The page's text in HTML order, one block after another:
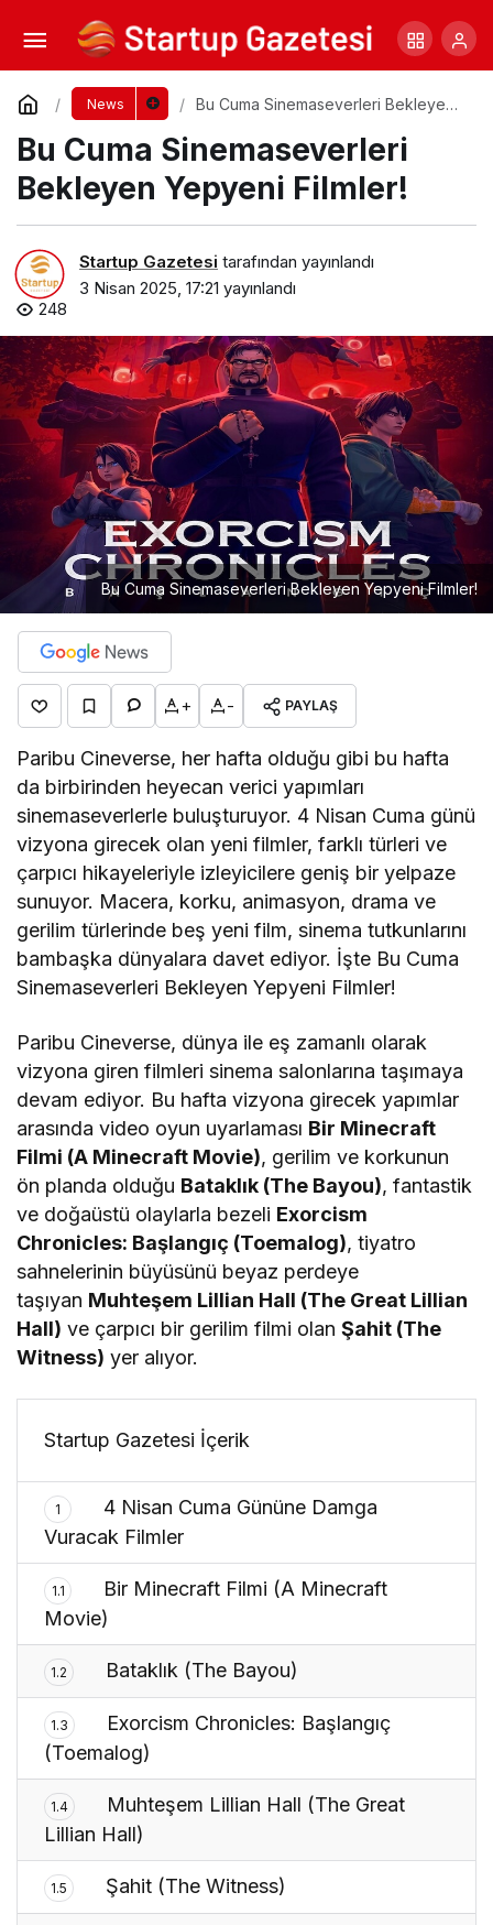
News
Bu Cuma Sinemaseverleri Bekleyen
Bu Cuma Sinemaseverleri
Bekleyen Yepyeni Filmler!
Startup Gazetesi tarafından yayınlandı
3 Nisan 2025, 17:21 yayınlandı
248
Bu Cuma Sinemaseverleri Bekleyen Yepyeni Filmler!
+ - PAYLAŞ
Paribu Cineverse, her hafta olduğu gibi bu hafta
da birbirinden heyecan verici yapımları
sinemaseverlerle buluşturuyor. 4 Nisan Cuma günü
vizyona girecek olan yeni filmler, farklı türleri ve
çarpıcı hikayeleriyle izleyicilere geniş bir yelpaze
sunuyor. Macera, korku, animasyon, drama ve
gerilim türlerinde beş yeni film, sinema tutkunlarını
bambaşka dünyalara davet ediyor. İşte Bu Cuma
Sinemaseverleri Bekleyen Yepyeni Filmler!
Paribu Cineverse, dünya ile eş zamanlı olarak
vizyona giren filmleri sinema salonlarına taşımaya
devam ediyor. Bu hafta vizyona girecek yapımlar
arasında video oyun uyarlaması Bir Minecraft
Filmi (A Minecraft Movie), gerilim ve korkunun
ön planda olduğu Bataklık (The Bayou), fantastik
ve doğaüstü olaylarla bezeli Exorcism
Chronicles: Başlangıç (Toemalog), tiyatro
sahnelerinin büyüsünü beyaz perdeye
taşıyan Muhteşem Lillian Hall (The Great Lillian
Hall) ve çarpıcı bir gerilim filmi olanŞahit (The
Witness) yer alıyor.
Startup Gazetesi İçerik
1
4 Nisan Cuma Gününe Damga
Vuracak Filmler
1.1
Bir Minecraft Filmi (A Minecraft
Movie)
1.2 Bataklık (The Bayou)
1.3
Exorcism Chronicles: Başlangıç
(Toemalog)
1.4
Muhteşem Lillian Hall (The Great
Lillian Hall)
1.5 Şahit (The Witness)
Gürcistan’dan Alınacak Hediyeler
Yorum Yap